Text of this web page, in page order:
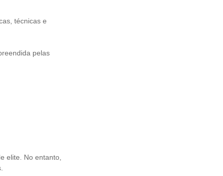
técnicas e
pelas
elite. No entanto,